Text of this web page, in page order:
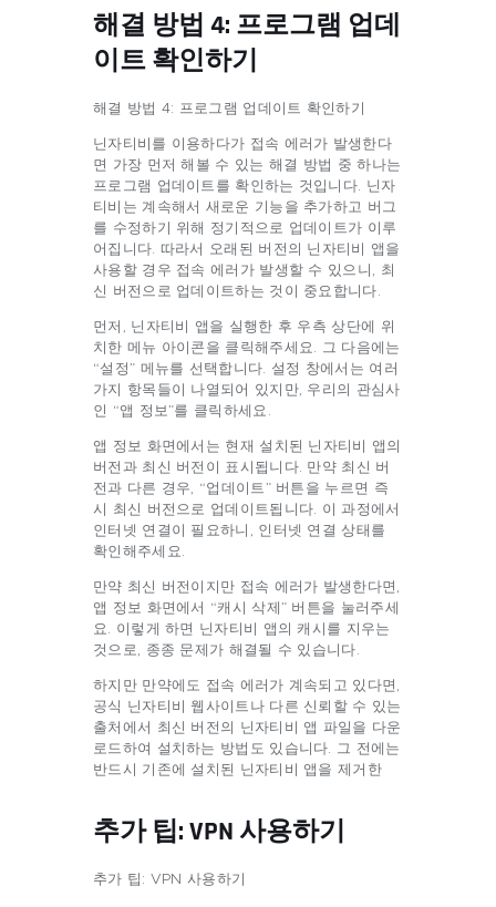
해결 방법 4: 프로그램 업데
이트 확인하기
해결 방법 4: 프로그램 업데이트 확인하기
닌자티비를 이용하다가 접속 에러가 발생한다
면 가장 먼저 해볼 수 있는 해결 방법 중 하나는
프로그램 업데이트를 확인하는 것입니다. 닌자
티비는 계속해서 새로운 기능을 추가하고 버그
를 수정하기 위해 정기적으로 업데이트가 이루
어집니다. 따라서 오래된 버전의 닌자티비 앱을
사용할 경우 접속 에러가 발생할 수 있으니, 최
신 버전으로 업데이트하는 것이 중요합니다.
먼저, 닌자티비 앱을 실행한 후 우측 상단에 위
치한 메뉴 아이콘을 클릭해주세요. 그 다음에는
“설정” 메뉴를 선택합니다. 설정 창에서는 여러
가지 항목들이 나열되어 있지만, 우리의 관심사
인 “앱 정보”를 클릭하세요.
앱 정보 화면에서는 현재 설치된 닌자티비 앱의
버전과 최신 버전이 표시됩니다. 만약 최신 버
전과 다른 경우, “업데이트” 버튼을 누르면 즉
시 최신 버전으로 업데이트됩니다. 이 과정에서
인터넷 연결이 필요하니, 인터넷 연결 상태를
확인해주세요.
만약 최신 버전이지만 접속 에러가 발생한다면,
앱 정보 화면에서 “캐시 삭제” 버튼을 눌러주세
요. 이렇게 하면 닌자티비 앱의 캐시를 지우는
것으로, 종종 문제가 해결될 수 있습니다.
하지만 만약에도 접속 에러가 계속되고 있다면,
공식 닌자티비 웹사이트나 다른 신뢰할 수 있는
출처에서 최신 버전의 닌자티비 앱 파일을 다운
로드하여 설치하는 방법도 있습니다. 그 전에는
반드시 기존에 설치된 닌자티비 앱을 제거한
추가 팁: VPN 사용하기
추가 팁: VPN 사용하기